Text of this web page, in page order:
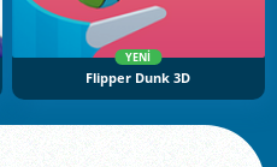
YENI
Flipper Dunk 3D